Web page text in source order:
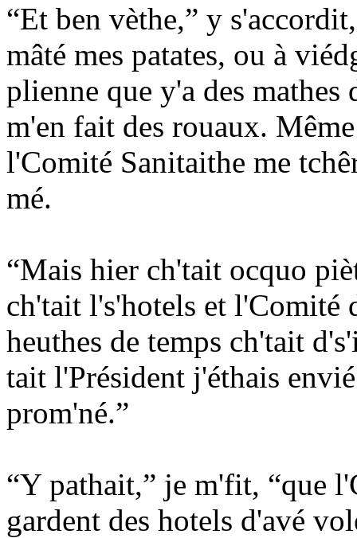
“Et ben vèthe,” y
mâté mes patates, ou à
plienne que y'a des
m'en fait des rouaux.
l'Comité Sanitaithe me
mé.
“Mais hier ch'tait ocquo
ch'tait l's'hotels et l'Comité
heuthes de temps ch'tait
tait l'Président j'éthais
prom'né.”
“Y pathait,” je m'fit, “que
gardent des hotels d'avé